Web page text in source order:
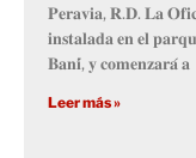
𝐏𝐞𝐫𝐚𝐯𝐢𝐚, 𝐑.𝐃. 𝐋𝐚
𝐢𝐧𝐬𝐭𝐚𝐥𝐚𝐝𝐚 𝐞𝐧 𝐞𝐥
𝐁𝐚𝐧𝐢́, 𝐲 𝐜𝐨𝐦𝐞𝐧𝐳𝐚𝐫𝐚́ 𝐚
Leer más »